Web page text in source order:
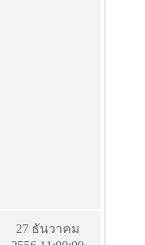
27 ธันวาคม